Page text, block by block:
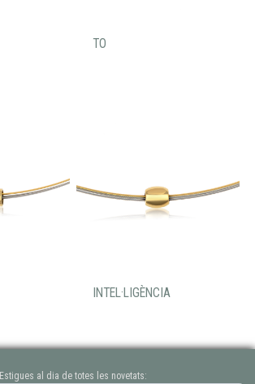
TO
INTEL·LIGÈNCIA
Estigues al dia de totes les novetats: